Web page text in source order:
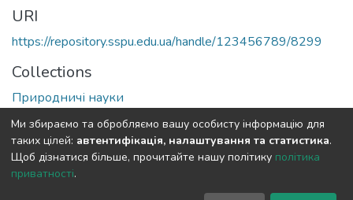
URI
https://repository.sspu.edu.ua/handle/123456789/8299
Collections
Природничі науки
Full item page Google Scholar
DSpace software and SSPU named after A.S. Makarenko
Ми збираємо та обробляємо вашу особисту інформацію для
таких цілей: автентифікація, налаштування та статистика.
Щоб дізнатися більше, прочитайте нашу політику політика
приватності.